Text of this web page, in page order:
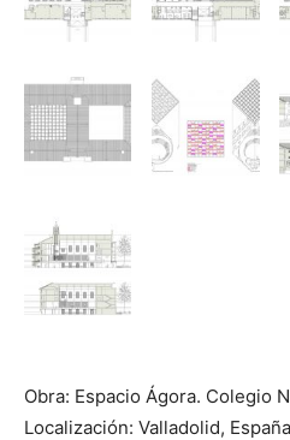
Obra: Espacio Ágora. Colegio
Localización: Valladolid, España